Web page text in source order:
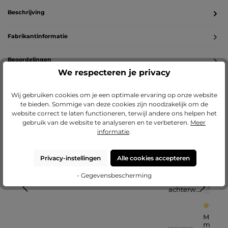
Beschrijving
Fabrikantinformatie
Beoordelingen
Productgalerij overslaan
Laat je inspireren
aluminiu
Gemiddelde score van 5 op 5 sterren
2
Messingp
laatje ter
bevestigi
inder voor
kunststof
Gemiddelde score van 5 op 5
(
1
)
d voor
kunststof
achterwa
MDF-
met
We respecteren je privacy
Wij gebruiken cookies om je een optimale ervaring op onze website
te bieden. Sommige van deze cookies zijn noodzakelijk om de
website correct te laten functioneren, terwijl andere ons helpen het
gebruik van de website te analyseren en te verbeteren. Meer
informatie.
Privacy-instellingen Alle cookies accepteren
- Gegevensbescherming